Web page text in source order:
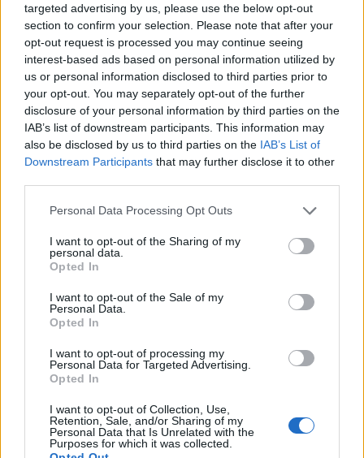
targeted advertising by us, please use the below opt-out
section to confirm your selection. Please note that after your
opt-out request is processed you may continue seeing
interest-based ads based on personal information utilized by
us or personal information disclosed to third parties prior to
your opt-out. You may separately opt-out of the further
disclosure of your personal information by third parties on the
IAB’s list of downstream participants. This information may
also be disclosed by us to third parties on the IAB’s List of
Downstream Participants that may further disclose it to other
Please note that this website/app uses one or more Google
not limited to your visit or usage behaviour. You may click to
grant or deny consent to Google and its third-party tags to
use your data for below specified purposes in below Google
consent section.
Personal Data Processing Opt Outs
I want to opt-out of the Sharing of my
personal data.
Opted In
I want to opt-out of the Sale of my
Personal Data.
Opted In
I want to opt-out of processing my
Personal Data for Targeted Advertising.
Opted In
I want to opt-out of Collection, Use,
Retention, Sale, and/or Sharing of my
Personal Data that Is Unrelated with the
Purposes for which it was collected.
την Kim με μία ασημί γούναBalenciaga και ένα
ζευγάρι metallic μπότες πάνω από το γόνατο, ενώ
ο Pete, όπως φαίνεται στη δεύτερη λήψη, φοράει
ένα casual σύνολο με λευκό T-shirt, καρό
πουκάμισο, μαύρο τζιν και denim jacket.
Όλα αυτά ενώ ο Kanye West αντιδρά στη σχέση
τους με τον χειρότερο τρόπο.